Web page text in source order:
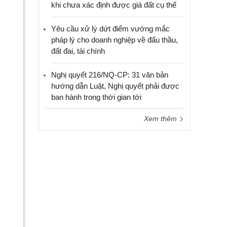
khi chưa xác định được giá đất cụ thể
Yêu cầu xử lý dứt điểm vướng mắc
pháp lý cho doanh nghiệp về đấu thầu,
đất đai, tài chính
Nghị quyết 216/NQ-CP: 31 văn bản
hướng dẫn Luật, Nghị quyết phải được
ban hành trong thời gian tới
Xem thêm